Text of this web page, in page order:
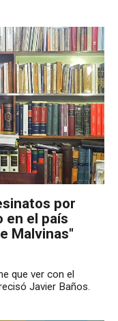
por
en el país
Malvinas"
que ver con el
Javier Baños.